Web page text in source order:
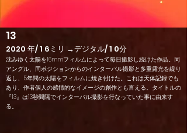
13
2020 年/ 1 6ミリ →デジタル/ 1 0分
沈みゆく太陽を16mmフィルムによって毎日撮影し続けた作品。同
アングル、同ポジションからのインターバル撮影と多重露光を繰り
返し、5年間の太陽をフィルムに焼き付けた。これは天体記録でも
あり、作者個人の感情的なイメージの創作とも言える。タイトルの
『13』は13秒間隔でインターバル撮影を行なっていた事に由来す
る。